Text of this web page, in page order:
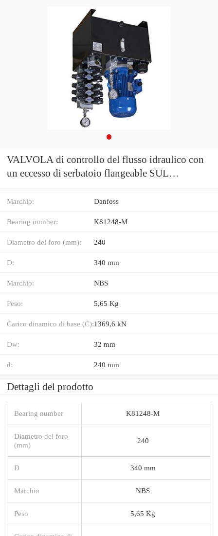
VALVOLA di controllo del flusso idraulico con
un eccesso di serbatoio flangeable SUL
Marchio: Danfoss
Bearing number: K81248-M
Diametro del foro (mm): 240
D: 340 mm
Marchio: NBS
Peso: 5,65 Kg
Carico dinamico di base (C):1369,6 kN
Dw: 32 mm
d: 240 mm
Dettagli del prodotto
Bearing number K81248-M
Diametro del foro
(mm)
240
D 340 mm
Marchio NBS
Peso 5,65 Kg